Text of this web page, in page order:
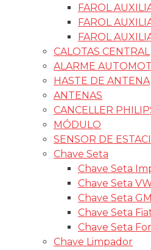
FAROL
FAROL
FAROL
CALOTAS CENTRAL
ALARME
HASTE DE ANTENA
ANTENAS
CANCELLER
MÓDULO
SENSOR DE
Chave Seta
Chave Seta
Chave Seta
Chave Seta GM
Chave Seta
Chave Seta
Chave Limpador